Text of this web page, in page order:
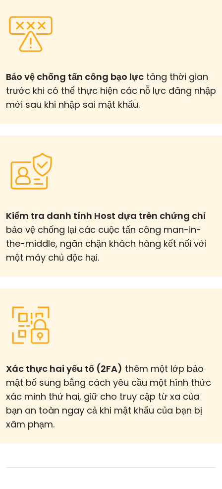
Bảo vệ chống tấn công bạo lực tăng thời gian
trước khi có thể thực hiện các nỗ lực đăng nhập
mới sau khi nhập sai mật khẩu.
Kiểm tra danh tính Host dựa trên chứng chỉ
bảo vệ chống lại các cuộc tấn công man-in-
the-middle, ngăn chặn khách hàng kết nối với
một máy chủ độc hại.
Xác thực hai yếu tố (2FA) thêm một lớp bảo
mật bổ sung bằng cách yêu cầu một hình thức
xác minh thứ hai, giữ cho truy cập từ xa của
bạn an toàn ngay cả khi mật khẩu của bạn bị
xâm phạm.